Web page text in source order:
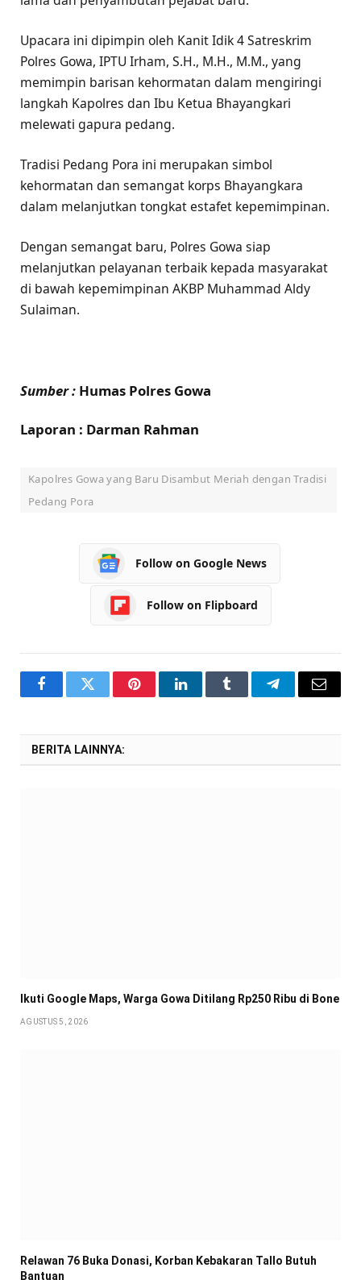
Upacara ini dipimpin oleh Kanit Idik 4 Satreskrim
Polres Gowa, IPTU Irham, S.H., M.H., M.M., yang
memimpin barisan kehormatan dalam mengiringi
langkah Kapolres dan Ibu Ketua Bhayangkari
melewati gapura pedang.
Tradisi Pedang Pora ini merupakan simbol
kehormatan dan semangat korps Bhayangkara
dalam melanjutkan tongkat estafet kepemimpinan.
Dengan semangat baru, Polres Gowa siap
melanjutkan pelayanan terbaik kepada masyarakat
di bawah kepemimpinan AKBP Muhammad Aldy
Sulaiman.
Sumber : Humas Polres Gowa
Laporan : Darman Rahman
Kapolres Gowa yang Baru Disambut Meriah dengan Tradisi
Pedang Pora
Follow on Google News
Follow on Flipboard
FacebookTwitter PinterestLinkedInTumblr TelegramEmail
BERITA LAINNYA:
Ikuti Google Maps, Warga Gowa Ditilang Rp250 Ribu di Bone
AGUSTUS 5, 2026
Relawan 76 Buka Donasi, Korban Kebakaran Tallo Butuh
Bantuan